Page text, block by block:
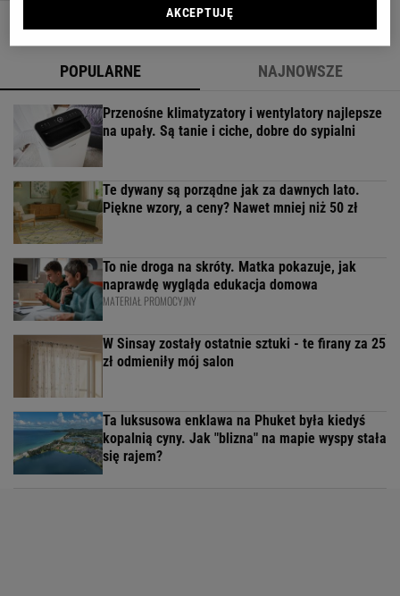
POPULARNE NAJNOWSZE
Przenośne klimatyzatory i wentylatory najlepsze
na upały. Są tanie i ciche, dobre do sypialni
Te dywany są porządne jak za dawnych lato.
Piękne wzory, a ceny? Nawet mniej niż 50 zł
To nie droga na skróty. Matka pokazuje, jak
naprawdę wygląda edukacja domowa
MATERIAŁ PROMOCYJNY
W Sinsay zostały ostatnie sztuki - te firany za 25
zł odmieniły mój salon
Ta luksusowa enklawa na Phuket była kiedyś
kopalnią cyny. Jak "blizna" na mapie wyspy stała
się rajem?
AKCEPTUJĘ